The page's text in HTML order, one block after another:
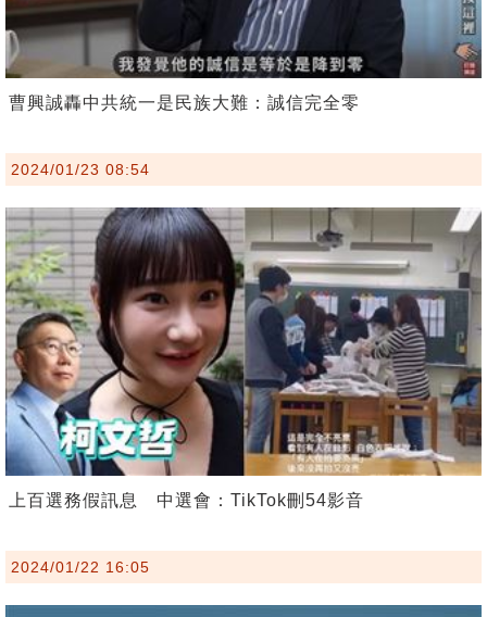
曹興誠轟中共統一是民族大難：誠信完全零
2024/01/23 08:54
上百選務假訊息 中選會：TikTok刪54影音
2024/01/22 16:05